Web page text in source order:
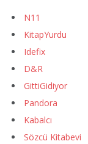
N11
KitapYurdu
Idefix
D&R
GittiGidiyor
Pandora
Kabalcı
Sözcü Kitabevi